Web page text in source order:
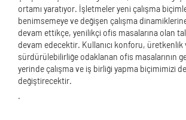
ortamı yaratıyor. İşletmeler yeni çalışma
benimsemeye ve değişen çalışma
devam ettikçe, yenilikçi ofis masalarına olan
devam edecektir. Kullanıcı konforu, üretkenlik
sürdürülebilirliğe odaklanan ofis masalarının
yerinde çalışma ve iş birliği yapma biçimimizi
değiştirecektir.
.